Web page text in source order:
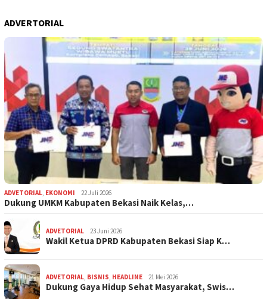
ADVERTORIAL
ADVETORIAL EKONOMI 22 Juli 2026
Dukung UMKM Kabupaten Bekasi Naik Kelas,…
ADVETORIAL 23 Juni 2026
Wakil Ketua DPRD Kabupaten Bekasi Siap K…
ADVETORIAL BISNIS HEADLINE 21 Mei 2026
Dukung Gaya Hidup Sehat Masyarakat, Swis…